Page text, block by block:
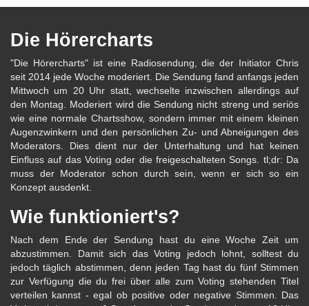
Die Hörercharts
"Die Hörercharts" ist eine Radiosendung, die der Initiator Chris
seit 2014 jede Woche moderiert. Die Sendung fand anfangs jeden
Mittwoch um 20 Uhr statt, wechselte inzwischen allerdings auf
den Montag. Moderiert wird die Sendung nicht streng und seriös
wie eine normale Chartsshow, sondern immer mit einem kleinen
Augenzwinkern und den persönlichen Zu- und Abneigungen des
Moderators. Dies dient nur der Unterhaltung und hat keinen
Einfluss auf das Voting oder die freigeschalteten Songs. tl;dr: Da
muss der Moderator schon durch sein, wenn er sich so ein
Konzept ausdenkt.
Wie funktioniert's?
Nach dem Ende der Sendung hast du eine Woche Zeit um
abzustimmen. Damit sich das Voting jedoch lohnt, solltest du
jedoch täglich abstimmen, denn jeden Tag hast du fünf Stimmen
zur Verfügung die du frei über alle zum Voting stehenden Titel
verteilen kannst - egal ob positive oder negative Stimmen. Das